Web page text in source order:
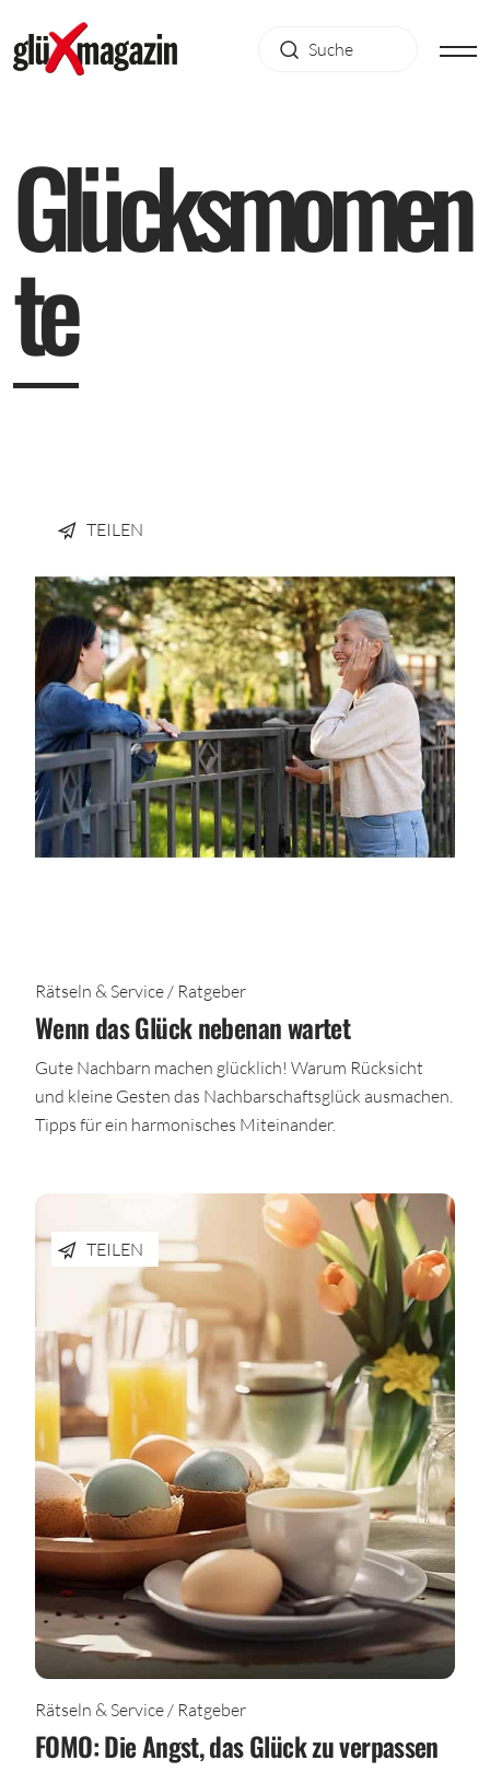
Glücksmomen
te
TEILEN
Rätseln & Service / Ratgeber
Wenn das Glück nebenan wartet
Gute Nachbarn machen glücklich! Warum Rücksicht
und kleine Gesten das Nachbarschaftsglück ausmachen.
Tipps für ein harmonisches Miteinander.
TEILEN
Rätseln & Service / Ratgeber
FOMO: Die Angst, das Glück zu verpassen